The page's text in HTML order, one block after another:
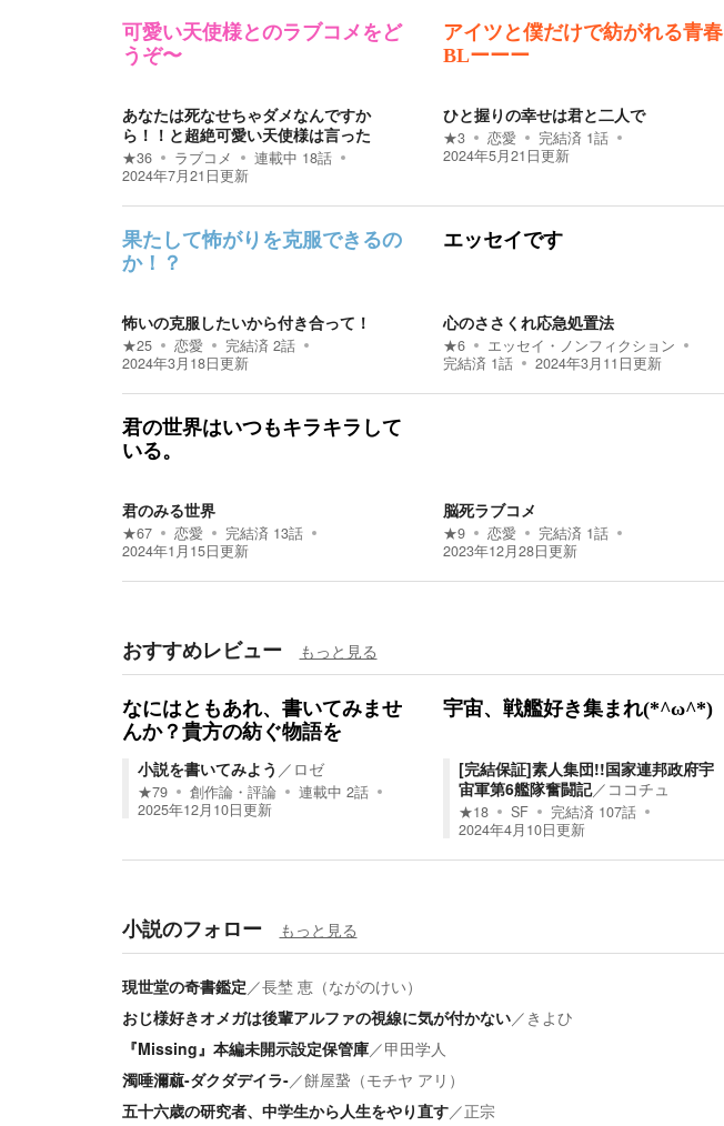
可愛い天使様とのラブコメをど
うぞ〜
あなたは死なせちゃダメなんですか
ら！！と超絶可愛い天使様は言った
★36 ラブコメ 連載中 18話
2024年7月21日更新
アイツと僕だけで紡がれる青春
BLーーー
ひと握りの幸せは君と二人で
★3 恋愛 完結済 1話
2024年5月21日更新
果たして怖がりを克服できるの
か！？
怖いの克服したいから付き合って！
★25 恋愛 完結済 2話
2024年3月18日更新
エッセイです
心のささくれ応急処置法
★6
エッセイ・ノンフィクション
完結済 1話 2024年3月11日更新
君の世界はいつもキラキラして
いる。
君のみる世界
★67 恋愛 完結済 13話
2024年1月15日更新
脳死ラブコメ
★9 恋愛 完結済 1話
2023年12月28日更新
おすすめレビュー もっと見る
なにはともあれ、書いてみませ
んか？貴方の紡ぐ物語を
小説を書いてみよう ／ ロゼ
★79 創作論・評論 連載中 2話
2025年12月10日更新
宇宙、戦艦好き集まれ(*^ω^*)
[完結保証]素人集団!!国家連邦政府宇
宙軍第6艦隊奮闘記／ ココチュ
★18 SF 完結済 107話
2024年4月10日更新
小説のフォロー もっと見る
現世堂の奇書鑑定／長埜 恵（ながのけい）
おじ様好きオメガは後輩アルファの視線に気が付かない／ きよひ
『Missing』本編未開示設定保管庫／甲田学人
濁唾濔蓏-ダクダデイラ-／餅屋䖸（モチヤ アリ）
五十六歳の研究者、中学生から人生をやり直す／正宗